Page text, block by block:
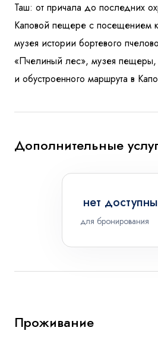
Таш: от причала до последних
Каповой пещере с посещением
музея истории бортевого
«Пчелиный лес», музея
и обустроенного маршрута в
Дополнительные
нет
для бронирования
Проживание